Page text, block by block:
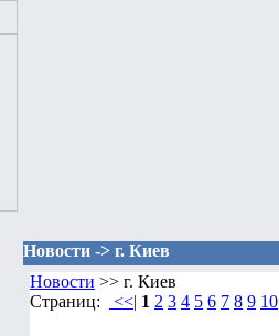
Новости -> г. Киев
Новости >> г. Киев
Страниц:
<<| 1 2 3 4 5 6 7 8 9 10